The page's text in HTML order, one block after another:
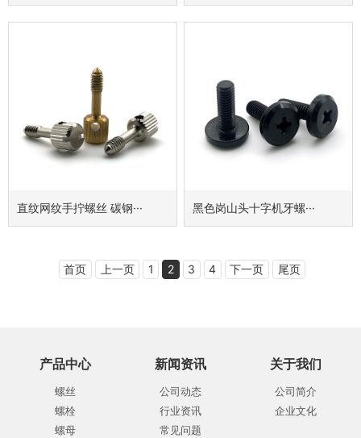
直纹网纹手拧螺丝 碳钢··· 黑色岗山头十字机牙螺···
首页 上一页 1 2 3 4 下一页 尾页
产品中心
螺丝
螺栓
螺母
新闻资讯
公司动态
行业资讯
常见问题
关于我们
公司简介
企业文化